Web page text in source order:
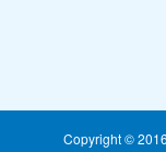
Copyright ©